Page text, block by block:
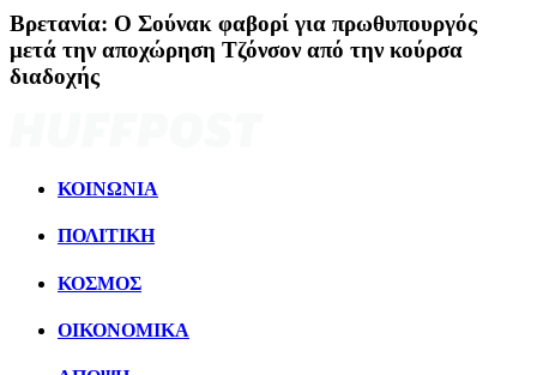
Βρετανία: Ο Σούνακ φαβορί για πρωθυπουργός
μετά την αποχώρηση Τζόνσον από την κούρσα
διαδοχής
ΚΟΙΝΩΝΙΑ
ΠΟΛΙΤΙΚΗ
ΚΟΣΜΟΣ
ΟΙΚΟΝΟΜΙΚΑ